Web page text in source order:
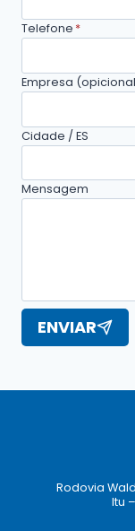
Telefone *
Empresa
Cidade / ES
Mensagem
ENVIAR
Rodovia
Itu